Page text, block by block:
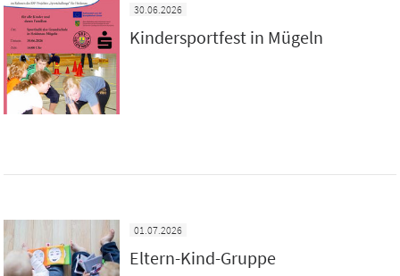
30.06.2026
Kindersportfest in Mügeln
01.07.2026
Eltern-Kind-Gruppe